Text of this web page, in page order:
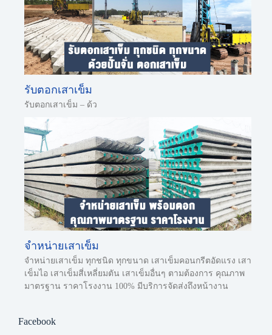
รับตอกเสาเข็ม
รับตอกเสาเข็ม – ด้ว
จำหน่ายเสาเข็ม
จำหน่ายเสาเข็ม ทุกชนิด ทุกขนาด เสาเข็มคอนกรีตอัดแรง เสา
เข็มไอ เสาเข็มสี่เหลี่ยมตัน เสาเข็มอื่นๆ ตามต้องการ คุณภาพ
มาตรฐาน ราคาโรงงาน 100% มีบริการจัดส่งถึงหน้างาน
Facebook